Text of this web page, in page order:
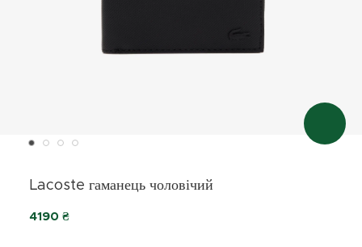
Lacoste гаманець чоловічий
4190 ₴